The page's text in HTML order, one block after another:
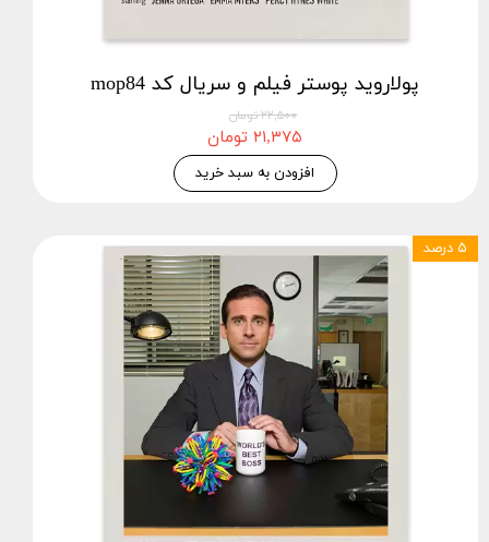
پولاروید پوستر فیلم و سریال کد mop84
۲۲,۵۰۰ تومان
۲۱,۳۷۵ تومان
افزودن به سبد خرید
۵ درصد